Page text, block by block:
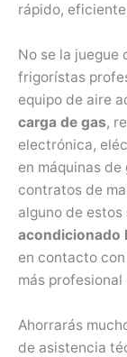
rápido,
No se la juegue
frigorístas
equipo de aire
carga de gas,
electrónica,
en máquinas
contratos de
alguno de estos
acondicionado
en contacto
más
Ahorrarás
de asistencia